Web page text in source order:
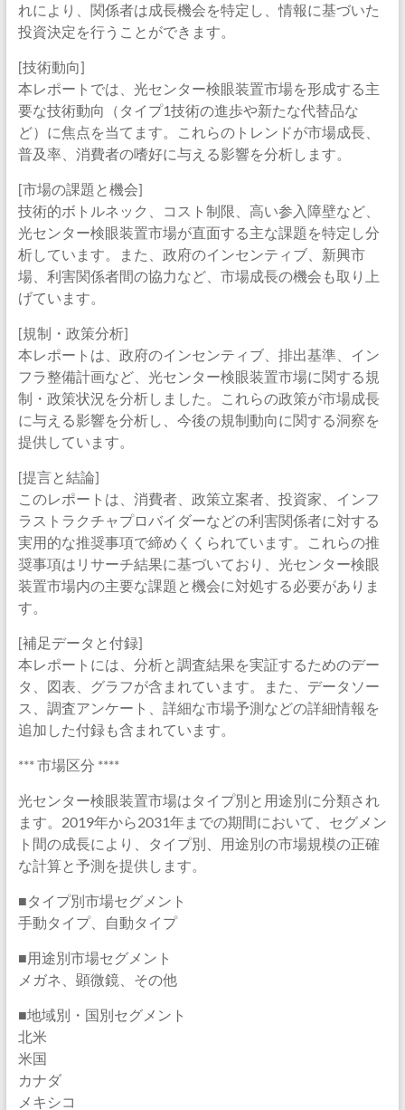
れにより、関係者は成長機会を特定し、情報に基づいた
投資決定を行うことができます。
[技術動向]
本レポートでは、光センター検眼装置市場を形成する主
要な技術動向（タイプ1技術の進歩や新たな代替品な
ど）に焦点を当てます。これらのトレンドが市場成長、
普及率、消費者の嗜好に与える影響を分析します。
[市場の課題と機会]
技術的ボトルネック、コスト制限、高い参入障壁など、
光センター検眼装置市場が直面する主な課題を特定し分
析しています。また、政府のインセンティブ、新興市
場、利害関係者間の協力など、市場成長の機会も取り上
げています。
[規制・政策分析]
本レポートは、政府のインセンティブ、排出基準、イン
フラ整備計画など、光センター検眼装置市場に関する規
制・政策状況を分析しました。これらの政策が市場成長
に与える影響を分析し、今後の規制動向に関する洞察を
提供しています。
[提言と結論]
このレポートは、消費者、政策立案者、投資家、インフ
ラストラクチャプロバイダーなどの利害関係者に対する
実用的な推奨事項で締めくくられています。これらの推
奨事項はリサーチ結果に基づいており、光センター検眼
装置市場内の主要な課題と機会に対処する必要がありま
す。
[補足データと付録]
本レポートには、分析と調査結果を実証するためのデー
タ、図表、グラフが含まれています。また、データソー
ス、調査アンケート、詳細な市場予測などの詳細情報を
追加した付録も含まれています。
*** 市場区分 ****
光センター検眼装置市場はタイプ別と用途別に分類され
ます。2019年から2031年までの期間において、セグメン
ト間の成長により、タイプ別、用途別の市場規模の正確
な計算と予測を提供します。
■タイプ別市場セグメント
手動タイプ、自動タイプ
■用途別市場セグメント
メガネ、顕微鏡、その他
■地域別・国別セグメント
北米
米国
カナダ
メキシコ